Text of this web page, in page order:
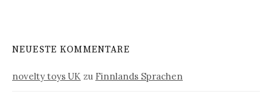
NEUESTE KOMMENTARE
novelty toys UK zu Finnlands Sprachen